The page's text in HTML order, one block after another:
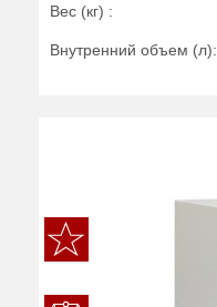
Вес (кг) :
Внутренний объем (л):